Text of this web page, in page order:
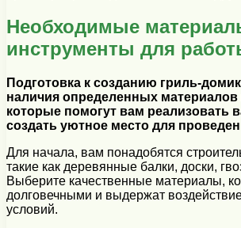
Необходимые
инструменты для
Подготовка к созданию гриль-
наличия определенных материалов
которые помогут вам реализовать
создать уютное место для
Для начала, вам понадобятся
такие как деревянные балки, доски,
Выберите качественные материалы,
долговечными и выдержат
условий.